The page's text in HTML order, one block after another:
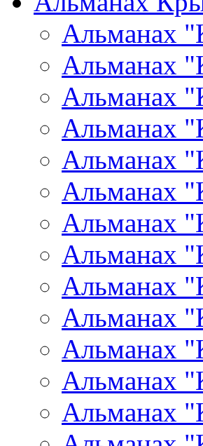
Альманах
Альманах
Альманах
Альманах
Альманах
Альманах
Альманах
Альманах
Альманах
Альманах
Альманах
Альманах
Альманах